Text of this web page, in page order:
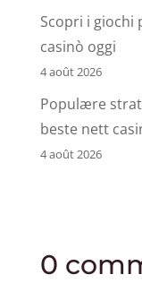
Scopri i giochi
casinò oggi
4 août 2026
Populære
beste nett
4 août 2026
0